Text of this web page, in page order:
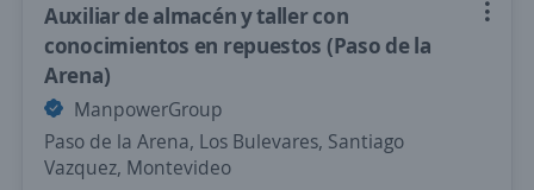
Auxiliar de almacén y taller con
conocimientos en repuestos (Paso de la
Arena)
ManpowerGroup
Paso de la Arena, Los Bulevares, Santiago
Vazquez, Montevideo